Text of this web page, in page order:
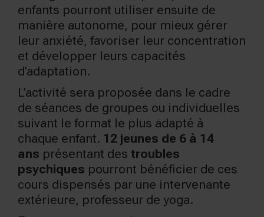
enfants pourront utiliser ensuite de
manière autonome, pour mieux gérer
leur anxiété, favoriser leur concentration
et développer leurs capacités
d’adaptation.
L’activité sera proposée dans le cadre
de séances de groupes ou individuelles
suivant le format le plus adapté à
chaque enfant. 12 jeunes de 6 à 14
ans présentant des troubles
psychiques pourront bénéficier de ces
cours dispensés par une intervenante
extérieure, professeur de yoga.